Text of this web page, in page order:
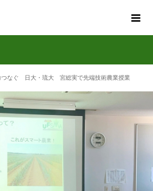
つなぐ 日大・琉大 宮総実で先端技術農業授業